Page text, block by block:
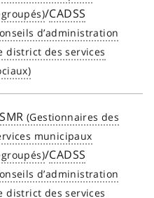
/CADSS
/CADSS